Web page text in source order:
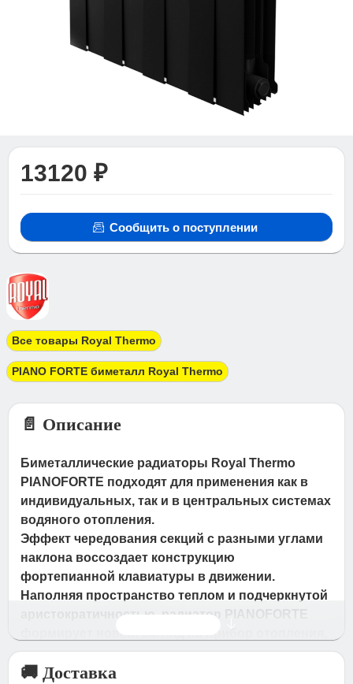
13120 ₽
Сообщить о поступлении
Все товары Royal Thermo
PIANO FORTE биметалл Royal Thermo
📄 Описание
Биметаллические радиаторы Royal Thermo
PIANOFORTE подходят для применения как в
индивидуальных, так и в центральных системах
водяного отопления.
Эффект чередования секций с разными углами
наклона воссоздает конструкцию
фортепианной клавиатуры в движении.
Наполняя пространство теплом и подчеркнутой
аристократичностью, радиатор PIANOFORTE
превращаясь из надежного источника обогрева
в изысканный арт-объект.
🚚 Доставка